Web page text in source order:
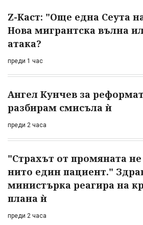
Z-Каст: "Още една Сеута
Нова мигрантска вълна
атака?
преди 1 час
Ангел Кунчев за
разбирам смисъла ѝ
преди 2 часа
"Страхът от промяната
нито един пациент."
министърка реагира на
плана ѝ
преди 2 часа